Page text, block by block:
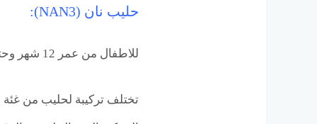
حليب نان (NAN3):
للاطفال من عمر 12 شهر وحتى 24 شهر:
تختلف تركيبة لحليب من غئة